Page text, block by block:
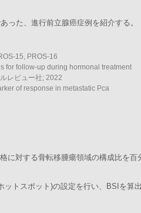
った、進行前立腺癌症例を紹介する。
15, PROS-16
for follow-up during hormonal treatment
レビュー社; 2022
of response in metastatic Pca
に対する骨転移腫瘍領域の構成比を百
トスポット)の設定を行い、BSIを算